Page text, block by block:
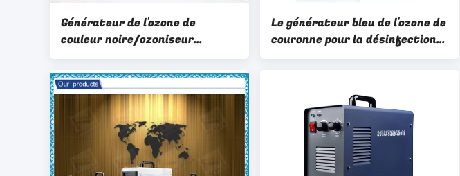
Générateur de l'ozone de
couleur noire/ozoniseur
commerciaux d'épurateur eau
de l'ozone pour la mangue de
nettoyage
Le générateur bleu de l'ozone de
couronne pour la désinfection
de l'espace enlèvent l'odeur